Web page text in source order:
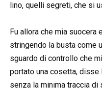
lino, quelli segreti, che si
Fu allora che mia suocera
stringendo la busta come
sguardo di controllo che
portato una cosetta, disse
senza la minima traccia di